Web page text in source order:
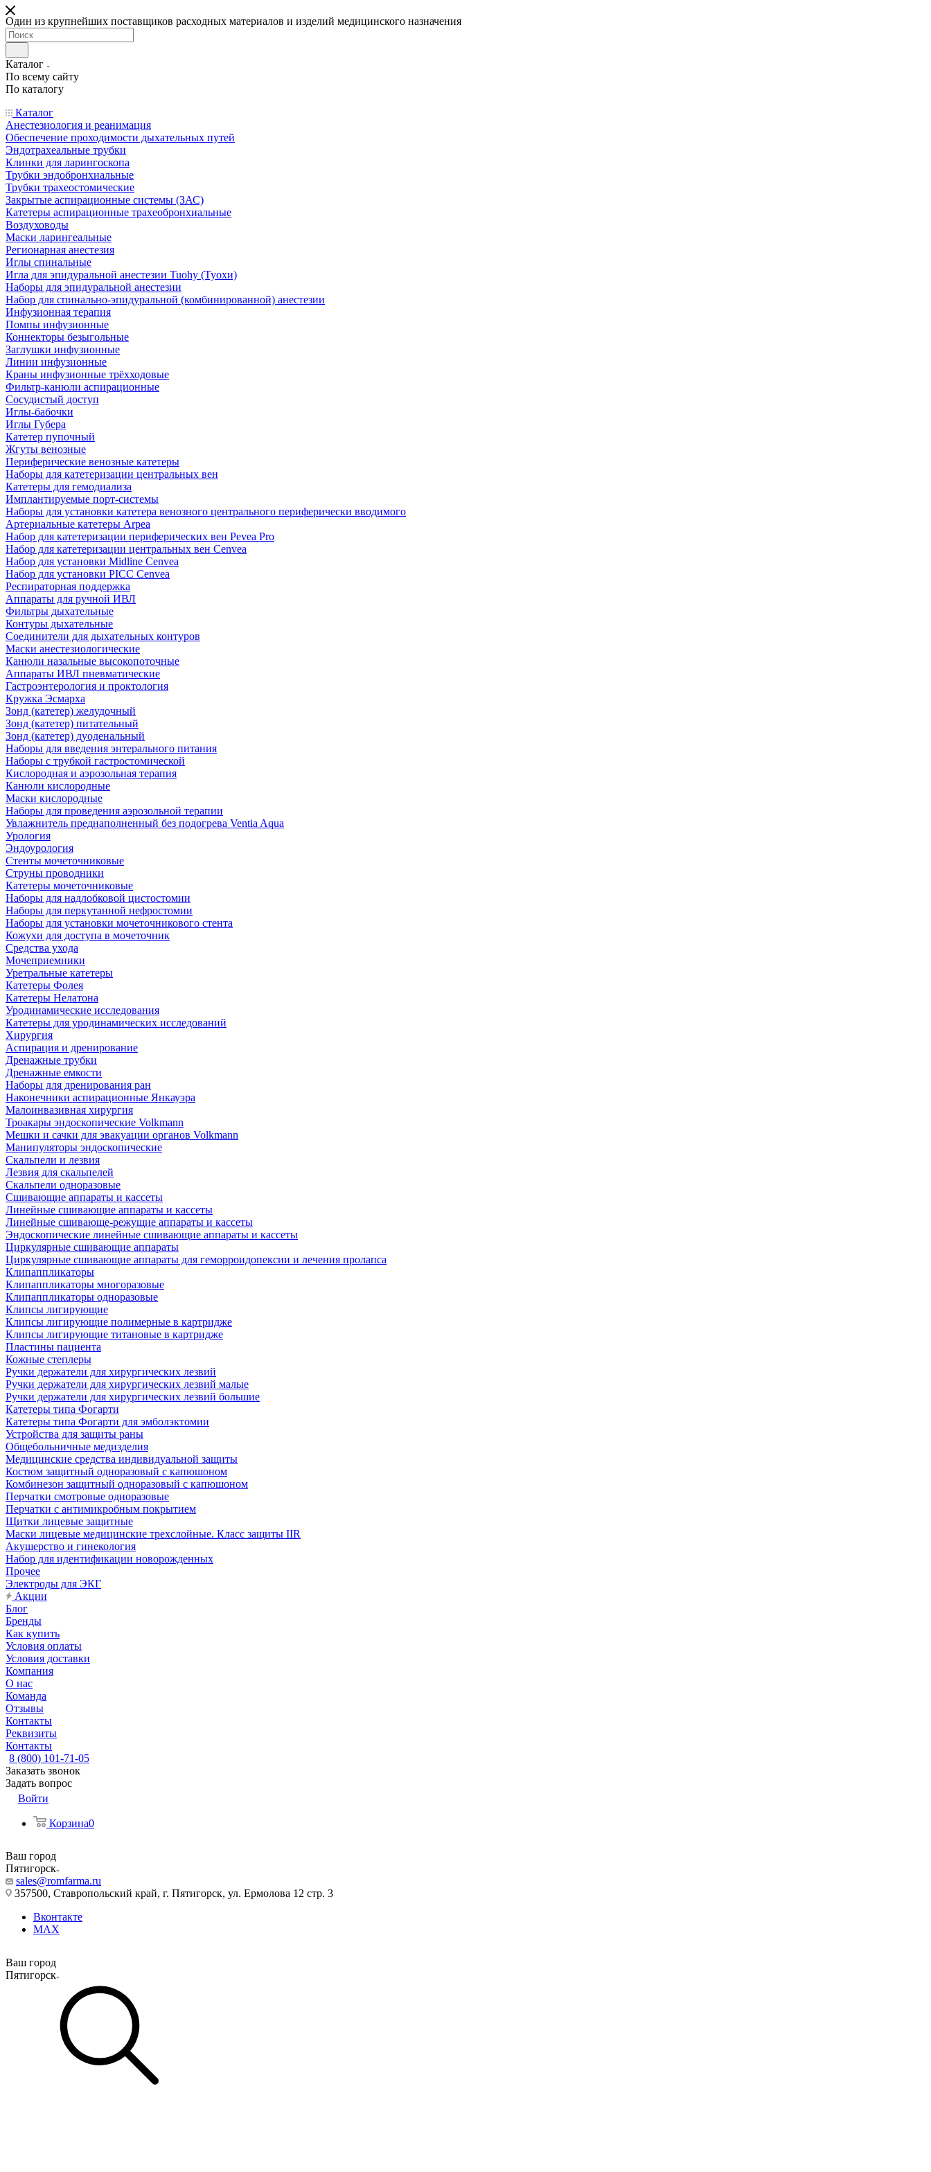
Один из крупнейших поставщиков расходных материалов и изделий медицинского назначения
Каталог
По всему сайту
По каталогу
Каталог
Анестезиология и реанимация
Обеспечение проходимости дыхательных путей
Эндотрахеальные трубки
Клинки для ларингоскопа
Трубки эндобронхиальные
Трубки трахеостомические
Закрытые аспирационные системы (ЗАС)
Катетеры аспирационные трахеобронхиальные
Воздуховоды
Маски ларингеальные
Регионарная анестезия
Иглы спинальные
Игла для эпидуральной анестезии Tuohy (Туохи)
Наборы для эпидуральной анестезии
Набор для спинально-эпидуральной (комбинированной) анестезии
Инфузионная терапия
Помпы инфузионные
Коннекторы безыгольные
Заглушки инфузионные
Линии инфузионные
Краны инфузионные трёхходовые
Фильтр-канюли аспирационные
Сосудистый доступ
Иглы-бабочки
Иглы Губера
Катетер пупочный
Жгуты венозные
Периферические венозные катетеры
Наборы для катетеризации центральных вен
Катетеры для гемодиализа
Имплантируемые порт‑системы
Наборы для установки катетера венозного центрального периферически вводимого
Артериальные катетеры Arpea
Набор для катетеризации периферических вен Pevea Pro
Набор для катетеризации центральных вен Cenvea
Набор для установки Midline Cenvea
Набор для установки PICC Cenvea
Респираторная поддержка
Аппараты для ручной ИВЛ
Фильтры дыхательные
Контуры дыхательные
Соединители для дыхательных контуров
Маски анестезиологические
Канюли назальные высокопоточные
Аппараты ИВЛ пневматические
Гастроэнтерология и проктология
Кружка Эсмарха
Зонд (катетер) желудочный
Зонд (катетер) питательный
Зонд (катетер) дуоденальный
Наборы для введения энтерального питания
Наборы с трубкой гастростомической
Кислородная и аэрозольная терапия
Канюли кислородные
Маски кислородные
Наборы для проведения аэрозольной терапии
Увлажнитель преднаполненный без подогрева Ventia Aqua
Урология
Эндоурология
Стенты мочеточниковые
Струны проводники
Катетеры мочеточниковые
Наборы для надлобковой цистостомии
Наборы для перкутанной нефростомии
Наборы для установки мочеточникового стента
Кожухи для доступа в мочеточник
Средства ухода
Мочеприемники
Уретральные катетеры
Катетеры Фолея
Катетеры Нелатона
Уродинамические исследования
Катетеры для уродинамических исследований
Хирургия
Аспирация и дренирование
Дренажные трубки
Дренажные емкости
Наборы для дренирования ран
Наконечники аспирационные Янкауэра
Малоинвазивная хирургия
Троакары эндоскопические Volkmann
Мешки и сачки для эвакуации органов Volkmann
Манипуляторы эндоскопические
Скальпели и лезвия
Лезвия для скальпелей
Скальпели одноразовые
Сшивающие аппараты и кассеты
Линейные сшивающие аппараты и кассеты
Линейные сшивающе-режущие аппараты и кассеты
Эндоскопические линейные сшивающие аппараты и кассеты
Циркулярные сшивающие аппараты
Циркулярные сшивающие аппараты для геморроидопексии и лечения пролапса
Клипаппликаторы
Клипаппликаторы многоразовые
Клипаппликаторы одноразовые
Клипсы лигирующие
Клипсы лигирующие полимерные в картридже
Клипсы лигирующие титановые в картридже
Пластины пациента
Кожные степлеры
Ручки держатели для хирургических лезвий
Ручки держатели для хирургических лезвий малые
Ручки держатели для хирургических лезвий большие
Катетеры типа Фогарти
Катетеры типа Фогарти для эмболэктомии
Устройства для защиты раны
Общебольничные медизделия
Медицинские средства индивидуальной защиты
Костюм защитный одноразовый с капюшоном
Комбинезон защитный одноразовый с капюшоном
Перчатки смотровые одноразовые
Перчатки с антимикробным покрытием
Щитки лицевые защитные
Маски лицевые медицинские трехслойные. Класс защиты IIR
Акушерство и гинекология
Набор для идентификации новорожденных
Прочее
Электроды для ЭКГ
Акции
Блог
Бренды
Как купить
Условия оплаты
Условия доставки
Компания
О нас
Команда
Отзывы
Контакты
Реквизиты
Контакты
8 (800) 101-71-05
Заказать звонок
Задать вопрос
Войти
Корзина0
Ваш город
Пятигорск
sales@romfarma.ru
357500, Ставропольский край, г. Пятигорск, ул. Ермолова 12 стр. 3
Вконтакте
MAX
Ваш город
Пятигорск